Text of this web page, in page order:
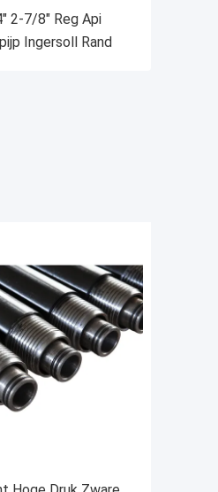
2-7/8" Reg Api
Ingersoll Rand